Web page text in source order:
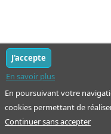
En poursuivant votre
cookies permettant de
En savoir plus
J'accepte
Continuer sans accepter